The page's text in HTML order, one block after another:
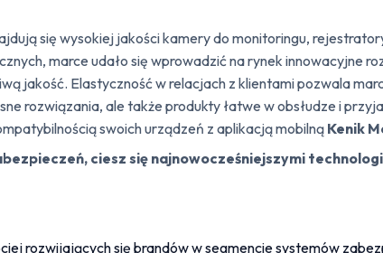
się wysokiej jakości kamery do monitoringu,
marce udało się wprowadzić na rynek innowacyjne
jakość. Elastyczność w relacjach z klientami pozwala
rozwiązania, ale także produkty łatwe w obsłudze i
swoich urządzeń z aplikacją mobilną Kenik
ciesz się najnowocześniejszymi